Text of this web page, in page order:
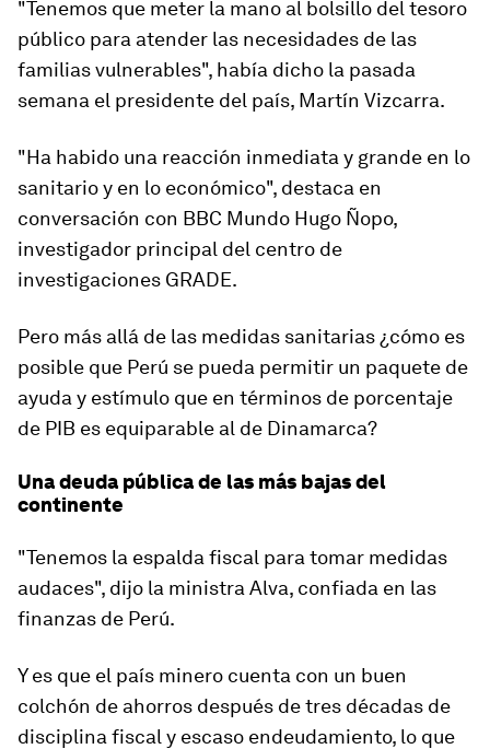
"Tenemos que meter la mano al bolsillo del tesoro
público para atender las necesidades de las
familias vulnerables", había dicho la pasada
semana el presidente del país, Martín Vizcarra.
"Ha habido una reacción inmediata y grande en lo
sanitario y en lo económico", destaca en
conversación con BBC Mundo Hugo Ñopo,
investigador principal del centro de
investigaciones GRADE.
Pero más allá de las medidas sanitarias ¿cómo es
posible que Perú se pueda permitir un paquete de
ayuda y estímulo que en términos de porcentaje
de PIB es equiparable al de Dinamarca?
Una deuda pública de las más bajas del
continente
"Tenemos la espalda fiscal para tomar medidas
audaces", dijo la ministra Alva, confiada en las
finanzas de Perú.
Y es que el país minero cuenta con un buen
colchón de ahorros después detres décadas de
disciplina fiscal y escaso endeudamiento, lo que